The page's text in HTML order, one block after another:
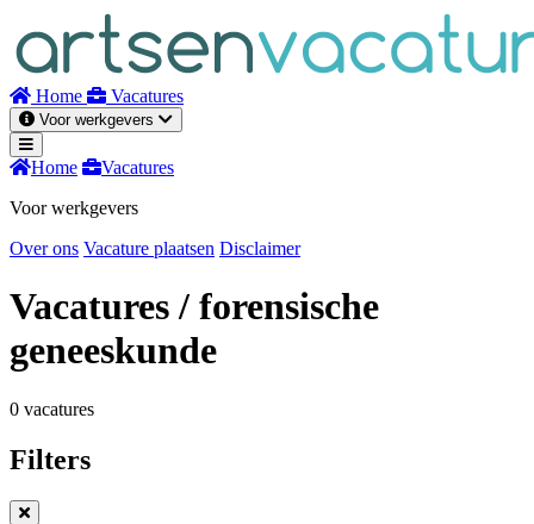
inhoud
Home Vacatures
Voor werkgevers
Home
Vacatures
Voor werkgevers
Over ons Vacature plaatsen Disclaimer
Vacatures/ forensische
geneeskunde
0 vacatures
Filters